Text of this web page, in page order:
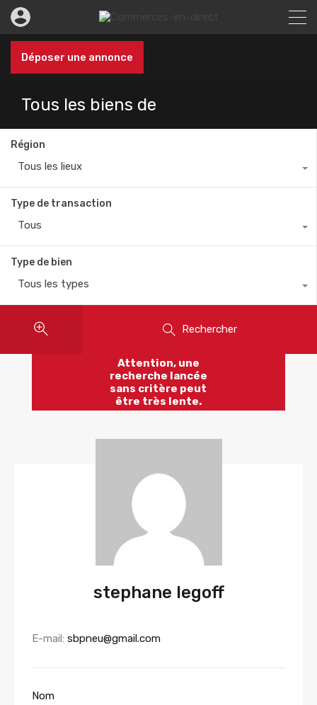
Déposer une annonce
Tous les biens de
Région
Tous les lieux
Type de transaction
Tous
Type de bien
Tous les types
Rechercher
Attention, une
recherche lancée
sans critère peut
être très lente.
stephane legoff
E-mail: sbpneu@gmail.com
Nom